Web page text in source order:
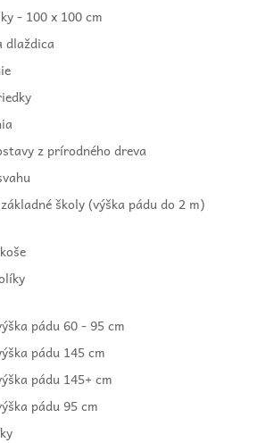
- 100 x 100 cm
dlaždica
z prírodného dreva
školy (výška pádu do 2 m)
pádu 60 - 95 cm
pádu 145 cm
pádu 145+ cm
pádu 95 cm